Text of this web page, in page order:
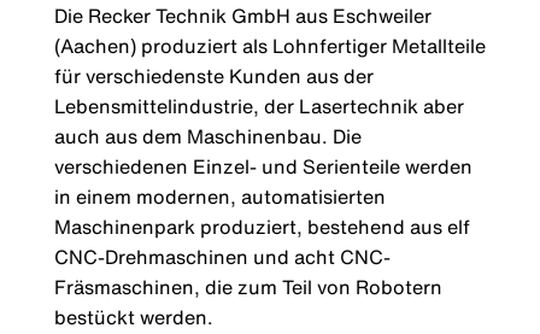
Die Recker Technik GmbH aus Eschweiler
(Aachen) produziert als Lohnfertiger Metallteile
für verschiedenste Kunden aus der
Lebensmittelindustrie, der Lasertechnik aber
auch aus dem Maschinenbau. Die
verschiedenen Einzel- und Serienteile werden
in einem modernen, automatisierten
Maschinenpark produziert, bestehend aus elf
CNC-Drehmaschinen und acht CNC-
Fräsmaschinen, die zum Teil von Robotern
bestückt werden.